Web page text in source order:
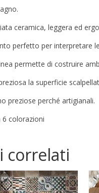
ceramica, leggera ed
perfetto per interpretare
permette di costruire
la superficie
preziose perché artigianali.
colorazioni
correlati